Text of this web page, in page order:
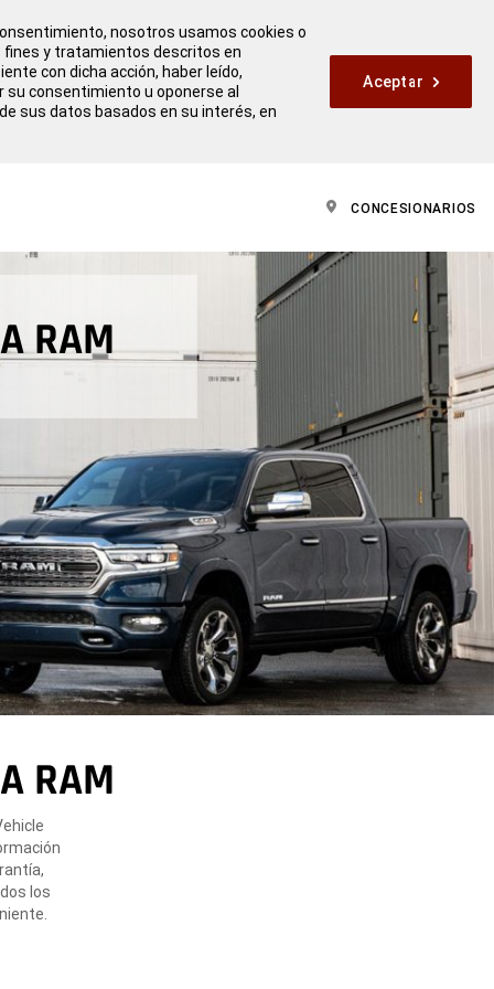
nosotros usamos cookies o
fines y tratamientos descritos en
con dicha acción, haber leído,
consentimiento u oponerse al
sus datos basados en su interés, en
Aceptar
CONCESIONARIOS
RAM
RAM
los